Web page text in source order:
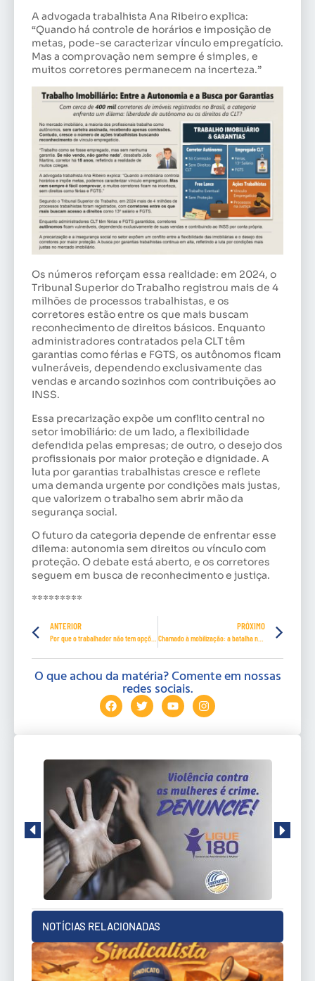
A advogada trabalhista Ana Ribeiro explica:
“Quando há controle de horários e imposição de
metas, pode-se caracterizar vínculo empregatício.
Mas a comprovação nem sempre é simples, e
muitos corretores permanecem na incerteza.”
Os números reforçam essa realidade: em 2024, o
Tribunal Superior do Trabalho registrou mais de 4
milhões de processos trabalhistas, e os
corretores estão entre os que mais buscam
reconhecimento de direitos básicos. Enquanto
administradores contratados pela CLT têm
garantias como férias e FGTS, os autônomos ficam
vulneráveis, dependendo exclusivamente das
vendas e arcando sozinhos com contribuições ao
INSS.
Essa precarização expõe um conflito central no
setor imobiliário: de um lado, a flexibilidade
defendida pelas empresas; de outro, o desejo dos
profissionais por maior proteção e dignidade. A
luta por garantias trabalhistas cresce e reflete
uma demanda urgente por condições mais justas,
que valorizem o trabalho sem abrir mão da
segurança social.
O futuro da categoria depende de enfrentar esse
dilema: autonomia sem direitos ou vínculo com
proteção. O debate está aberto, e os corretores
seguem em busca de reconhecimento e justiça.
*********
ANTERIOR PRÓXIMO
Chamado à mobilização: a batalha no Senado Federal
O que achou da matéria? Comente em nossas
redes sociais.
NOTÍCIAS RELACIONADAS